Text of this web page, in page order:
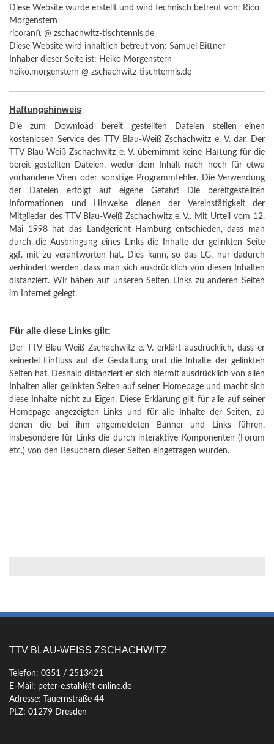
Diese Website wurde erstellt und wird technisch betreut von: Rico
Morgenstern
ricoranft @ zschachwitz-tischtennis.de
Diese Website wird inhaltlich betreut von: Samuel Bittner
Inhaber dieser Seite ist: Heiko Morgenstern
heiko.morgenstern @ zschachwitz-tischtennis.de
Haftungshinweis
Die zum Download bereit gestellten Dateien stellen einen
kostenlosen Service des TTV Blau-Weiß Zschachwitz e. V. dar. Der
TTV Blau-Weiß Zschachwitz e. V. übernimmt keine Haftung für die
bereit gestellten Dateien, weder dem Inhalt nach noch für etwa
vorhandene Viren oder sonstige Programmfehler. Die Verwendung
der Dateien erfolgt auf eigene Gefahr! Die bereitgestellten
Informationen und Hinweise dienen der Vereinstätigkeit der
Mitglieder des TTV Blau-Weiß Zschachwitz e. V.. Mit Urteil vom 12.
Mai 1998 hat das Landgericht Hamburg entschieden, dass man
durch die Ausbringung eines Links die Inhalte der gelinkten Seite
ggf. mit zu verantworten hat. Dies kann, so das LG, nur dadurch
verhindert werden, dass man sich ausdrücklich von diesen Inhalten
distanziert. Wir haben auf unseren Seiten Links zu anderen Seiten
im Internet gelegt.
Für alle diese Links gilt:
Der TTV Blau-Weiß Zschachwitz e. V. erklärt ausdrücklich, dass er
keinerlei Einfluss auf die Gestaltung und die Inhalte der gelinkten
Seiten hat. Deshalb distanziert er sich hiermit ausdrücklich von allen
Inhalten aller gelinkten Seiten auf seiner Homepage und macht sich
diese Inhalte nicht zu Eigen. Diese Erklärung gilt für alle auf seiner
Homepage angezeigten Links und für alle Inhalte der Seiten, zu
denen die bei ihm angemeldeten Banner und Links führen,
insbesondere für Links die durch interaktive Komponenten (Forum
etc.) von den Besuchern dieser Seiten eingetragen wurden.
TTV BLAU-WEISS ZSCHACHWITZ
Telefon: 0351 / 2513421
E-Mail: peter-e.stahl@t-online.de
Adresse: Tauernstraße 44
PLZ: 01279 Dresden